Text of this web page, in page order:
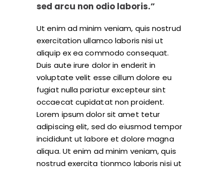
sed arcu non odio laboris.”
Ut enim ad minim veniam, quis nostrud
exercitation ullamco laboris nisi ut
aliquip ex ea commodo consequat.
Duis aute irure dolor in enderit in
voluptate velit esse cillum dolore eu
fugiat nulla pariatur excepteur sint
occaecat cupidatat non proident.
Lorem ipsum dolor sit amet tetur
adipiscing elit, sed do eiusmod tempor
incididunt ut labore et dolore magna
aliqua. Ut enim ad minim veniam, quis
nostrud exercita tionmco laboris nisi ut